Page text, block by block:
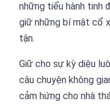
những tiểu hành tinh
giữ những bí mật cổ
tận.
Giữ cho sự kỳ diệu
câu chuyện không
cảm hứng cho nhà